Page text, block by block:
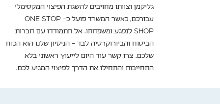
גליקמן וצוותו מחויבים להשגת הפיצוי המקסימלי
עבורכם, כאשר המשרד פועל כ- ONE STOP
SHOP לנפגע ומשפחתו. אל תתמודדו עם חברות
הביטוח והביורוקרטיה לבד – הניסיון שלנו הוא הכוח
שלכם. צרו קשר עוד היום לייעוץ ראשוני בלא
התחייבות והתחילו את הדרך לפיצוי המגיע לכם.